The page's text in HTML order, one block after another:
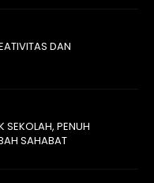
DAN
SEKOLAH, PENUH
SAHABAT